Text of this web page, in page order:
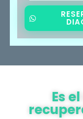
Es